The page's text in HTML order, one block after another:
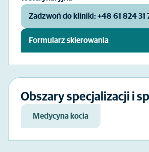
Zadzwoń do kliniki: +48 61 824 31
Formularz skierowania
Obszary specjalizacji i
Medycyna kocia